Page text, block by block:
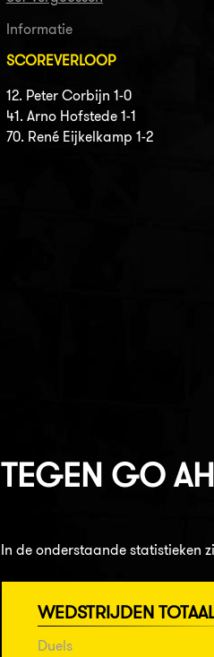
Informatie
SCOREVERLOOP
12. Peter Corbijn 1-0
41. Arno Hofstede 1-1
70. René Eijkelkamp 1-2
TEGEN GO
In de onderstaande statistieken
WEDSTRIJDEN
Duels